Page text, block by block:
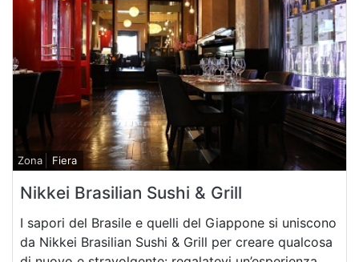
Zona Fiera
Nikkei Brasilian Sushi & Grill
I sapori del Brasile e quelli del Giappone si uniscono
da Nikkei Brasilian Sushi & Grill per creare qualcosa